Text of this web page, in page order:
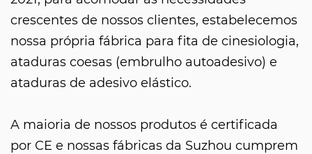
crescentes de nossos clientes, estabelecemos
nossa própria fábrica para fita de cinesiologia,
ataduras coesas (embrulho autoadesivo) e
ataduras de adesivo elástico.
A maioria de nossos produtos é certificada
por CE e nossas fábricas da Suzhou cumprem